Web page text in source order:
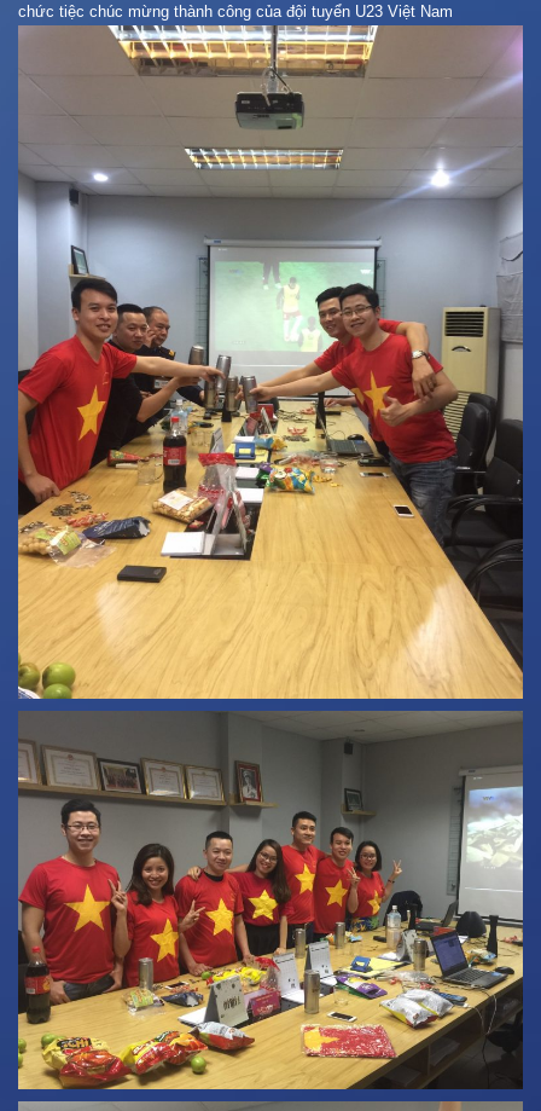
chức tiệc chúc mừng thành công của đội tuyển U23 Việt Nam